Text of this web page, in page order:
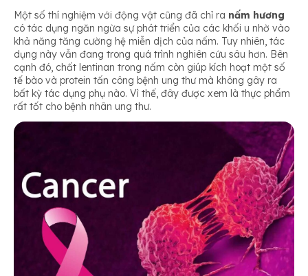
Một số thí nghiệm với động vật cũng đã chỉ ra nấm hương
có tác dụng ngăn ngừa sự phát triển của các khối u nhờ vào
khả năng tăng cường hệ miễn dịch của nấm. Tuy nhiên, tác
dụng này vẫn đang trong quá trình nghiên cứu sâu hơn. Bên
cạnh đó, chất lentinan trong nấm còn giúp kích hoạt một số
tế bào và protein tấn công bệnh ung thư mà không gây ra
bất kỳ tác dụng phụ nào. Vì thế, đây được xem là thực phẩm
rất tốt cho bệnh nhân ung thư.